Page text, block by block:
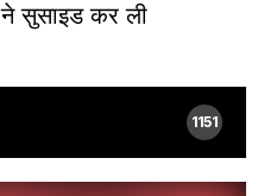
सुसाइड कर ली
1151